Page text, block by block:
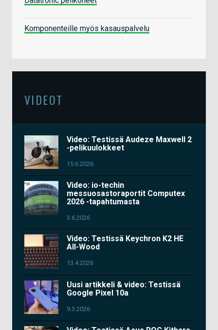
Komponenteille myös kasauspalvelu
VIDEOT
Video: Testissä Audeze Maxwell 2
-pelikuulokkeet
15.6.2026
Video: io-techin
messuosastoraportit Computex
2026 -tapahtumasta
3.6.2026
Video: Testissä Keychron K2 HE
All-Wood
13.4.2026
Uusi artikkeli & video: Testissä
Google Pixel 10a
9.3.2026